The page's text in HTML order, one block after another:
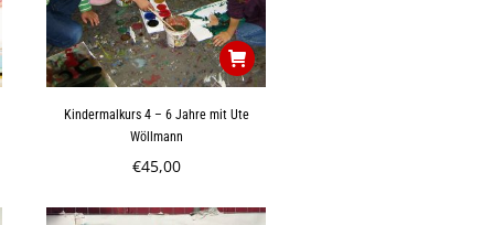
Kindermalkurs 4 – 6 Jahre mit Ute
Wöllmann
€45,00